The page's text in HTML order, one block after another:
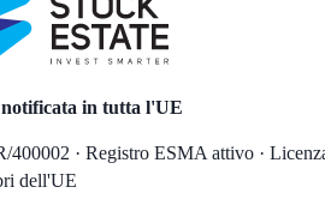
in tutta l'UE
400002 · Registro ESMA attivo ·
dell'UE